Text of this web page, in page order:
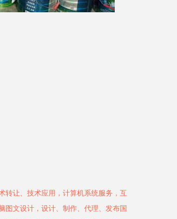
转让、技术应用，计算机系统服务，互
图文设计，设计、制作、代理、发布国